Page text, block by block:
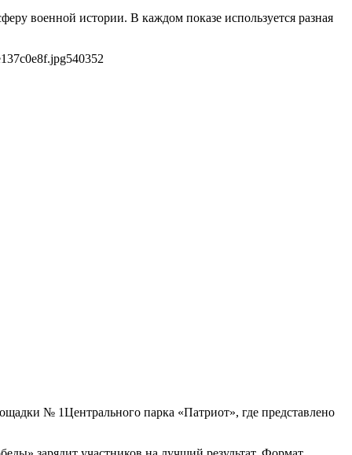
военной истории. В каждом показе используется разная
540352
№ 1Центрального парка «Патриот», где представлено